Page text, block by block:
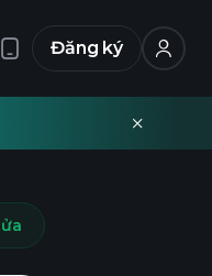
Đăng ký